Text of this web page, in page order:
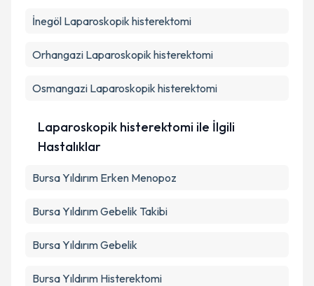
İnegöl Laparoskopik histerektomi
Orhangazi Laparoskopik histerektomi
Osmangazi Laparoskopik histerektomi
Laparoskopik histerektomi ile İlgili
Hastalıklar
Bursa Yıldırım Erken Menopoz
Bursa Yıldırım Gebelik Takibi
Bursa Yıldırım Gebelik
Bursa Yıldırım Histerektomi